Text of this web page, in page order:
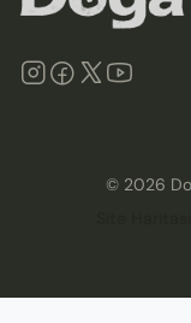
© 2026